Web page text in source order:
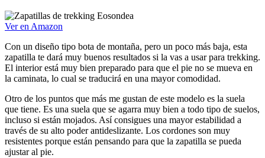
Ver en Amazon
Con un diseño tipo bota de montaña, pero un poco más baja, esta
zapatilla te dará muy buenos resultados si la vas a usar para trekking.
El interior está muy bien preparado para que el pie no se mueva en
la caminata, lo cual se traducirá en una mayor comodidad.
Otro de los puntos que más me gustan de este modelo es la suela
que tiene. Es una suela que se agarra muy bien a todo tipo de suelos,
incluso si están mojados. Así consigues una mayor estabilidad a
través de su alto poder antideslizante. Los cordones son muy
resistentes porque están pensando para que la zapatilla se pueda
ajustar al pie.